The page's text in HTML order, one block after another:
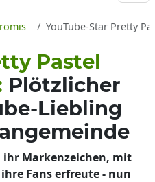
YouTube-Star Pretty
Pastel
Plötzlicher
Liebling
Markenzeichen, mit
Fans erfreute - nun